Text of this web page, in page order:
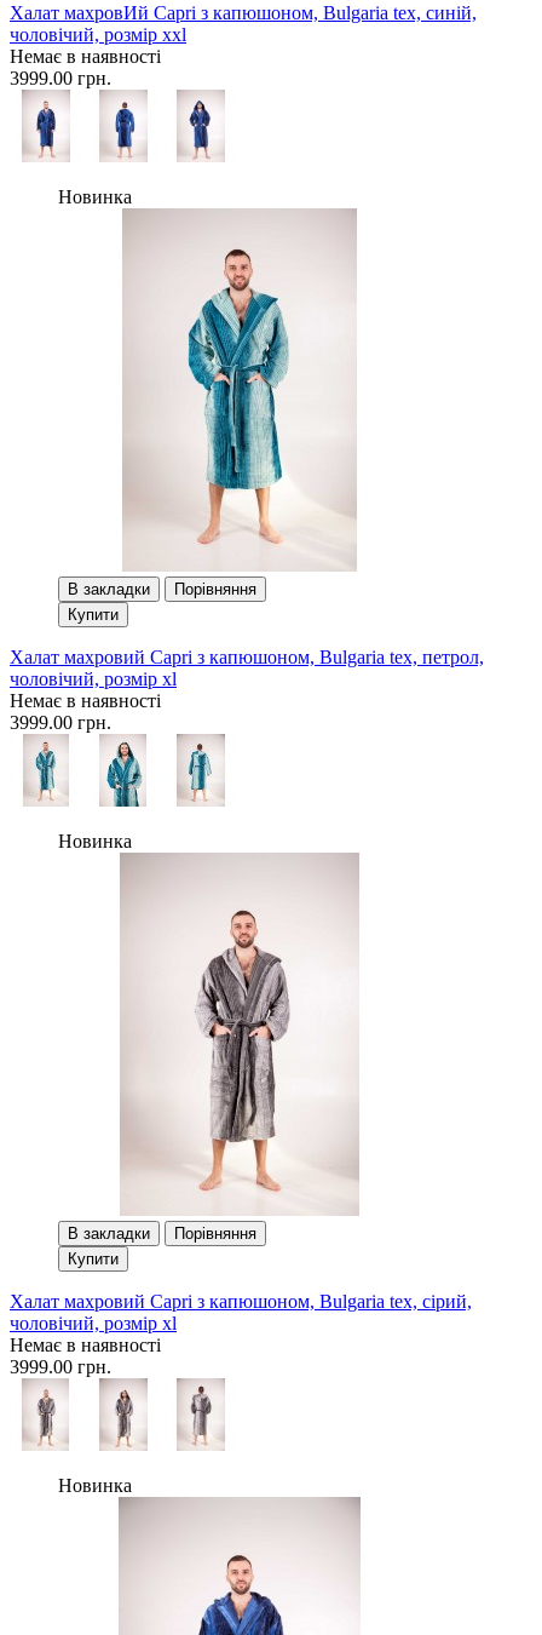
Халат махровИй Сapri з капюшоном, Bulgaria tex, синій,
чоловічий, розмір xxl
Немає в наявності
3999.00 грн.
Новинка
В закладки
Порівняння
Купити
Халат махровий Сapri з капюшоном, Bulgaria tex, петрол,
чоловічий, розмір xl
Немає в наявності
3999.00 грн.
Новинка
В закладки
Порівняння
Купити
Халат махровий Сapri з капюшоном, Bulgaria tex, сірий,
чоловічий, розмір xl
Немає в наявності
3999.00 грн.
Новинка